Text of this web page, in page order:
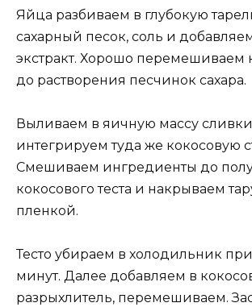
Яйца разбиваем в глубокую
сахарный песок, соль и
экстракт. Хорошо перемешиваем
до растворения песчинок сахара.
Выливаем в яичную массу
интегрируем туда же кокосовую
Смешиваем ингредиенты до
кокосового теста и накрываем
пленкой.
Тесто убираем в холодильник
минут. Далее добавляем в
разрыхлитель, перемешиваем.